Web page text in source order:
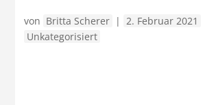
von Britta Scherer | 2. Februar 2021
Unkategorisiert